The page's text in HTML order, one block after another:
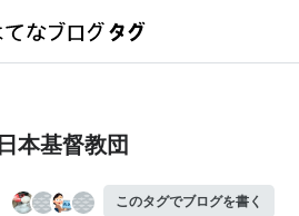
日本基督教団
このタグでブログを書く